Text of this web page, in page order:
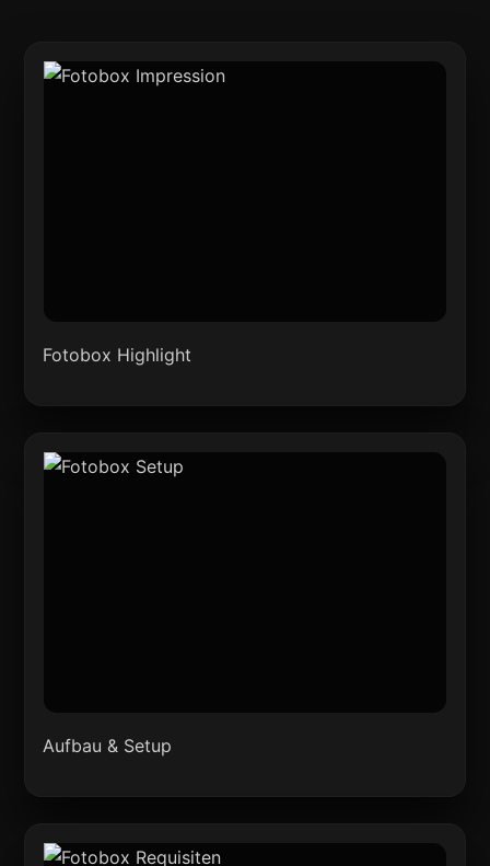
Fotobox Highlight
Aufbau & Setup